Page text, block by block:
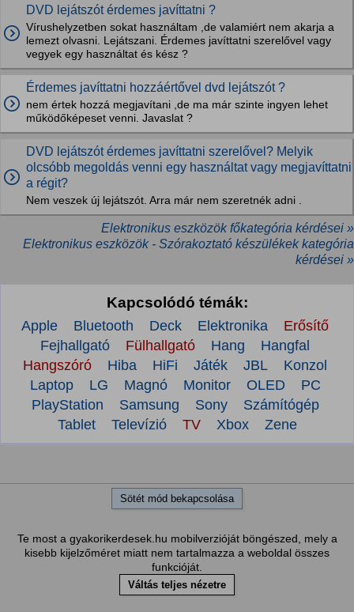
DVD lejátszót érdemes javíttatni ?
Vírushelyzetben sokat használtam ,de valamiért nem akarja a
lemezt olvasni. Lejátszani. Érdemes javíttatni szerelővel vagy
vegyek egy használtat és kész ?
Érdemes javíttatni hozzáértővel dvd lejátszót ?
nem értek hozzá megjavítani ,de ma már szinte ingyen lehet
működőképeset venni. Javaslat ?
DVD lejátszót érdemes javíttatni szerelővel? Melyik
olcsóbb megoldás venni egy használtat vagy megjavíttatni
a régit?
Nem veszek új lejátszót. Arra már nem szeretnék adni .
Elektronikus eszközök főkategória kérdései »
Elektronikus eszközök - Szórakoztató készülékek kategória
kérdései »
Kapcsolódó témák:
Apple Bluetooth Deck Elektronika
Erősítő
Fejhallgató
Fülhallgató Hang
Hangfal
Hangszóró
Hiba HiFi Játék JBL
Konzol
Laptop
LG Magnó Monitor OLED
PC
PlayStation
Samsung Sony
Számítógép
Tablet
Televízió TV Xbox Zene
Sötét mód bekapcsolása
Te most a gyakorikerdesek.hu mobilverzióját böngészed, mely a
kisebb kijelzőméret miatt nem tartalmazza a weboldal összes
funkcióját.
Váltás teljes nézetre